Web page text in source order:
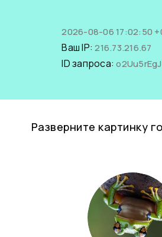
2026-08-06 17:02:50
Ваш IP:216.73.216.67
ID запроса:
Разверните картинку